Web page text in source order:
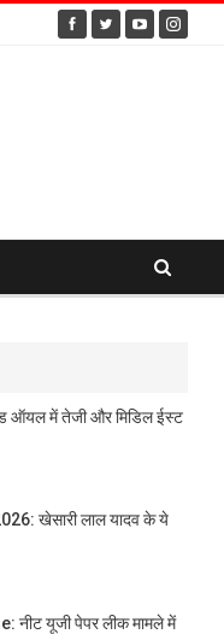
में तेजी और मिडिल ईस्ट
खेसारी लाल यादव के ये
नीट यूजी पेपर लीक मामले में